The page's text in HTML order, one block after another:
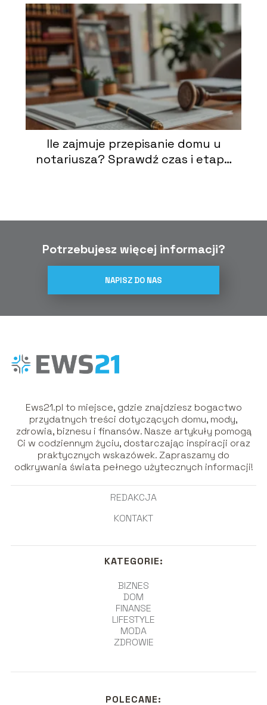
Ile zajmuje przepisanie domu u
notariusza? Sprawdź czas i etapy
Potrzebujesz więcej informacji?
NAPISZ DO NAS
Ews21.pl to miejsce, gdzie znajdziesz bogactwo
przydatnych treści dotyczących domu, mody,
zdrowia, biznesu i finansów. Nasze artykuły pomogą
Ci w codziennym życiu, dostarczając inspiracji oraz
praktycznych wskazówek. Zapraszamy do
odkrywania świata pełnego użytecznych informacji!
REDAKCJA
KONTAKT
KATEGORIE:
BIZNES
DOM
FINANSE
LIFESTYLE
MODA
ZDROWIE
POLECANE: